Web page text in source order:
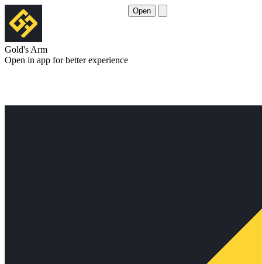
Gold's Arm
Open in app for better experience
Open